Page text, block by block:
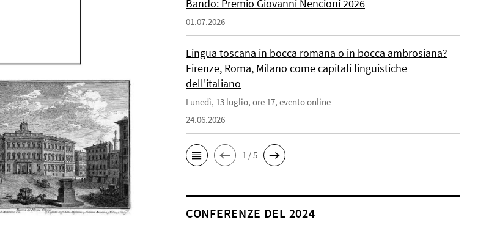
Bando: Premio Giovanni Nencioni 2026
01.07.2026
Lingua toscana in bocca romana o in bocca ambrosiana?
Firenze, Roma, Milano come capitali linguistiche
dell'italiano
Lunedì, 13 luglio, ore 17, evento online
24.06.2026
1 / 5
CONFERENZE DEL 2024